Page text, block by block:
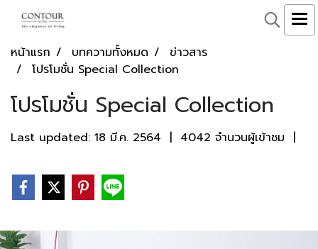
หน้าแรก บทความทั้งหมด
ข่าวสาร
โปรโมชั่น Special Collection
โปรโมชั่น Special Collection
Last updated: 18 มี.ค. 2564 | 4042 จำนวนผู้เข้าชม |